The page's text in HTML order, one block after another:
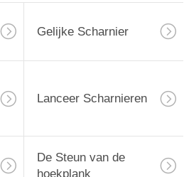
Gelijke Scharnier
Lanceer Scharnieren
De Steun van de
hoekplank